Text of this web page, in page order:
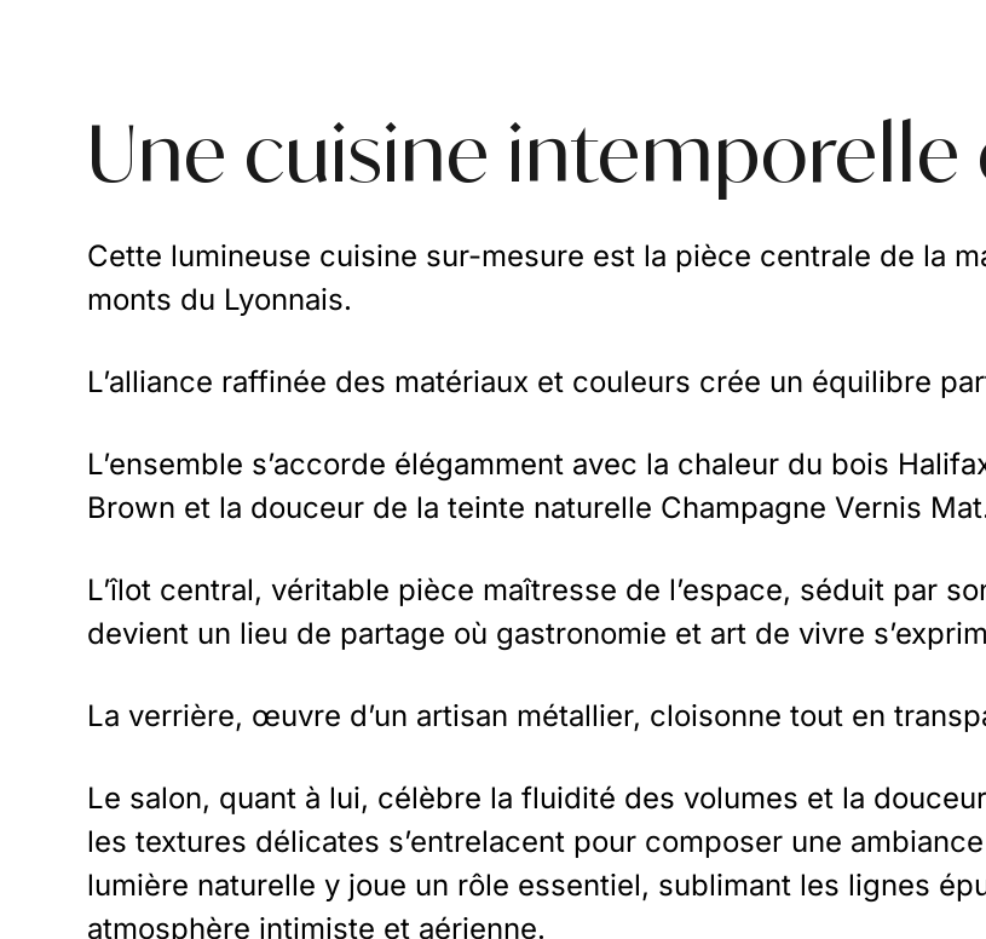
Une cuisine intemporelle
Cette lumineuse cuisine sur-mesure est la pièce centrale de la
monts du Lyonnais.
L’alliance raffinée des matériaux et couleurs crée un équilibre
L’ensemble s’accorde élégamment avec la chaleur du bois
Brown et la douceur de la teinte naturelle Champagne Vernis
L’îlot central, véritable pièce maîtresse de l’espace, séduit par
devient un lieu de partage où gastronomie et art de vivre
La verrière, œuvre d’un artisan métallier, cloisonne tout en
Le salon, quant à lui, célèbre la fluidité des volumes et la
les textures délicates s’entrelacent pour composer une
lumière naturelle y joue un rôle essentiel, sublimant les lignes
atmosphère intimiste et aérienne.